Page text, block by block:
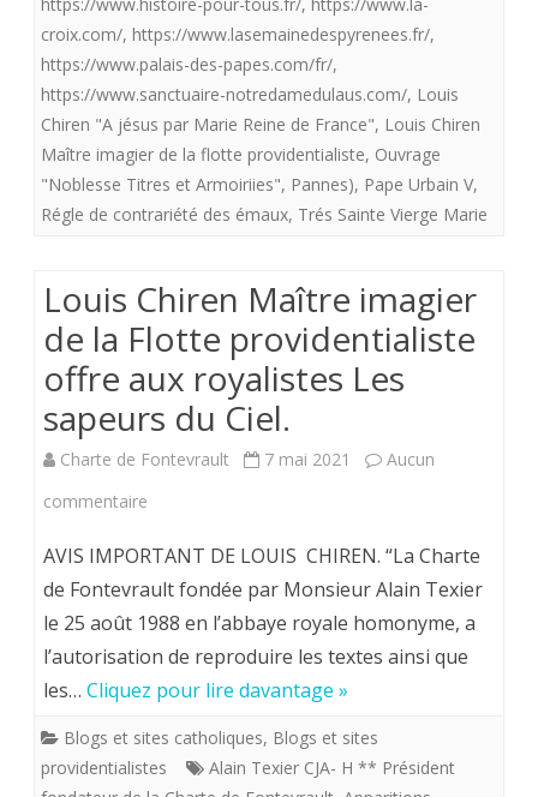
Marie
Reine
de
France “
https://www.histoire-pour-tous.fr/, https://www.la-
croix.com/, https://www.lasemainedespyrenees.fr/,
https://www.palais-des-papes.com/fr/,
https://www.sanctuaire-notredamedulaus.com/, Louis
Chiren "A jésus par Marie Reine de France", Louis Chiren
Maître imagier de la flotte providentialiste, Ouvrage
"Noblesse Titres et Armoiriies", Pannes), Pape Urbain V,
Régle de contrariété des émaux, Trés Sainte Vierge Marie
Louis Chiren Maître imagier
de la Flotte providentialiste
offre aux royalistes Les
sapeurs du Ciel.
Charte de Fontevrault 7 mai 2021
Aucun
commentaire
Chiren
Maître
imagier
AVIS IMPORTANT DE LOUIS CHIREN. “La Charte
de Fontevrault fondée par Monsieur Alain Texier
le 25 août 1988 en l’abbaye royale homonyme, a
l’autorisation de reproduire les textes ainsi que
les… Cliquez pour lire davantage »
Blogs et sites catholiques, Blogs et sites
providentialistes
Alain Texier CJA- H ** Président